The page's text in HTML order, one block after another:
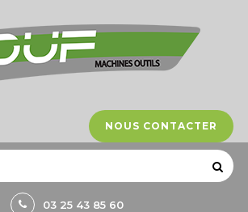
NOUS CONTACTER
03 25 43 85 60